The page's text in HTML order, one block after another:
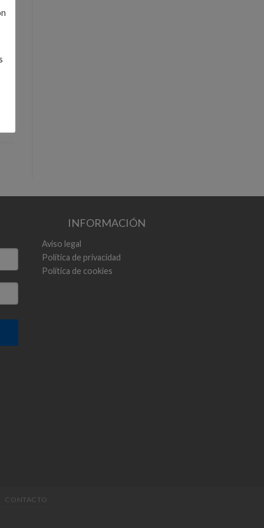
INFORMACIÓN
Aviso legal
Política de privacidad
Política de cookies
CONTACTO